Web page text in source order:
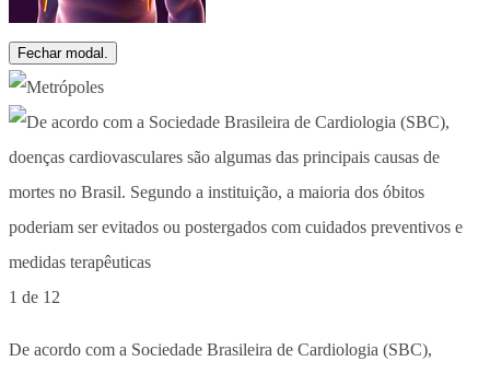
Fechar modal.
1 de 12
De acordo com a Sociedade Brasileira de Cardiologia (SBC),